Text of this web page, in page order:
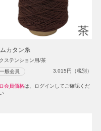
カタン糸
ステンション用/茶
一般会員 3,015円（税別）
会員価格は、ログインしてご確認くだ